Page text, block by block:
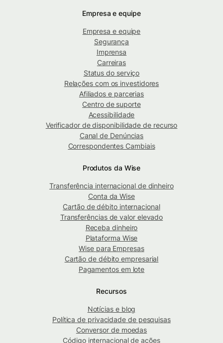
Empresa e equipe
Empresa e equipe
Segurança
Imprensa
Carreiras
Status do serviço
Relações com os investidores
Afiliados e parcerias
Centro de suporte
Acessibilidade
Verificador de disponibilidade de recurso
Canal de Denúncias
Correspondentes Cambiais
Produtos da Wise
Transferência internacional de dinheiro
Conta da Wise
Cartão de débito internacional
Transferências de valor elevado
Receba dinheiro
Plataforma Wise
Wise para Empresas
Cartão de débito empresarial
Pagamentos em lote
Recursos
Notícias e blog
Política de privacidade de pesquisas
Conversor de moedas
Código internacional de ações